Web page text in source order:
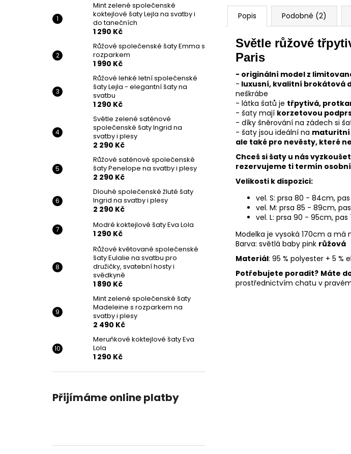
Mint zelené společenské
koktejlové šaty Lejla na svatby i
do tanečních
1 290 Kč
Růžové společenské šaty Emma s
rozparkem
1 990 Kč
Růžové lehké letní společenské
šaty Lejla - elegantní šaty na
svatbu
1 290 Kč
Světle zelené saténové
společenské šaty Ingrid na
svatby i plesy
2 290 Kč
Růžové saténové společenské
šaty Penelope na svatby i plesy
2 290 Kč
Dlouhé společenské žluté šaty
Ingrid na svatby i plesy
2 290 Kč
Modré koktejlové šaty Eva Lola
1 290 Kč
Růžové květované společenské
šaty Eulalie na svatbu pro
družičky, svatební hosty i
svědkyně
1 890 Kč
Mint zelené společenské šaty
Madeleine s rozparkem na
svatby i plesy
2 490 Kč
Meruňkové koktejlové šaty Eva
Lola
1 290 Kč
Přijímáme online platby
Popis Podobné (2)
Světle růžové
Paris
- originální model z
- luxusní, kvalitní brokátová
neškrábe
- látka šatů je třpytivá,
- šaty mají korzetovou
- díky šněrování na zádech si
- šaty jsou ideální na maturitní
ale také pro nevěsty, které
Chceš si šaty u nás
rezervujeme ti termín
Velikosti k dispozici:
vel. S: prsa 80 - 84cm,
vel. M: prsa 85 - 89cm,
vel. L: prsa 90 - 95cm,
Modelka je vysoká 170cm a má
Barva: světlá baby pink růžová
Materiál: 95 % polyester + 5 %
Potřebujete poradit? Máte
prostřednictvím chatu v